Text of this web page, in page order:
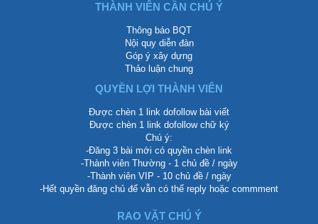
THÀNH VIÊN CẦN CHÚ Ý
Thông báo BQT
Nội quy diễn đàn
Góp ý xây dựng
Thảo luận chung
QUYỀN LỢI THÀNH VIÊN
Được chèn 1 link dofollow bài viết
Được chèn 1 link dofollow chữ ký
Chú ý:
-Đăng 3 bài mới có quyền chèn link
-Thành viên Thường - 1 chủ đề / ngày
-Thành viên VIP - 10 chủ đề / ngày
-Hết quyền đăng chủ để vẫn có thể reply hoặc commment
RAO VẶT CHÚ Ý